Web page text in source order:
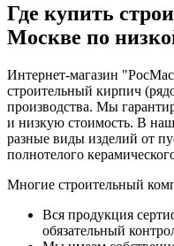
Где купить
Москве по
Интернет-магазин
строительный кирпич
производства. Мы
и низкую стоимость. В
разные виды изделий от
полнотелого
Многие строительный
Вся продукция
обязательный